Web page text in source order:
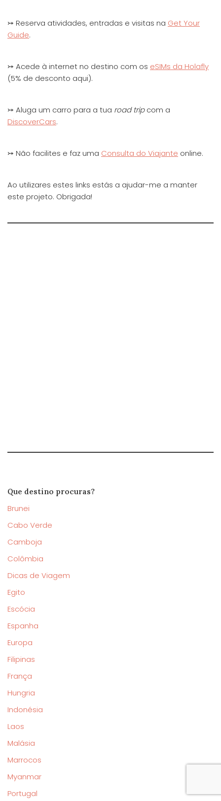
⤖ Reserva atividades, entradas e visitas na Get Your
Guide.
⤖ Acede à internet no destino com os eSIMs da Holafly
(5% de desconto aqui).
⤖ Aluga um carro para a tua road tripcom a
DiscoverCars.
⤖ Não facilites e faz uma Consulta do Viajante online.
Ao utilizares estes links estás a ajudar-me a manter
este projeto. Obrigada!
Que destino procuras?
Brunei
Cabo Verde
Camboja
Colômbia
Dicas de Viagem
Egito
Escócia
Espanha
Europa
Filipinas
França
Hungria
Indonésia
Laos
Malásia
Marrocos
Myanmar
Portugal